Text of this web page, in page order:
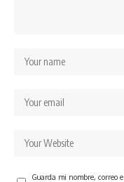
Guarda mi nombre, correo